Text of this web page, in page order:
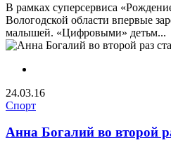
В рамках суперсервиса
Вологодской области впервые
малышей. «Цифровыми» детьм...
24.03.16
Спорт
Анна Богалий во второй